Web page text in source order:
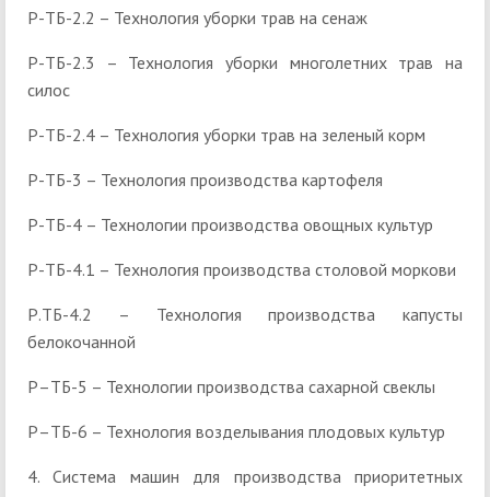
Р-ТБ-2.2 – Технология уборки трав на сенаж
Р-ТБ-2.3 – Технология уборки многолетних трав на
силос
Р-ТБ-2.4 – Технология уборки трав на зеленый корм
Р-ТБ-3 – Технология производства картофеля
Р-ТБ-4 – Технологии производства овощных культур
Р-ТБ-4.1 – Технология производства столовой моркови
Р.ТБ-4.2 – Технология производства капусты
белокочанной
Р–ТБ-5 – Технологии производства сахарной свеклы
Р–ТБ-6 – Технология возделывания плодовых культур
4. Система машин для производства приоритетных